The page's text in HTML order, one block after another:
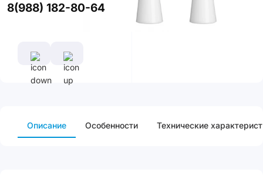
8(988) 182-80-64
характеристики
Описание Особенности Технические